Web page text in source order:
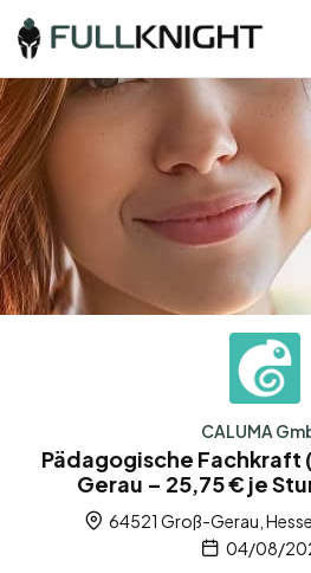
CALUMA
Pädagogische
Gerau – 25,75 € je
64521 Groß-Gerau,
04/08/